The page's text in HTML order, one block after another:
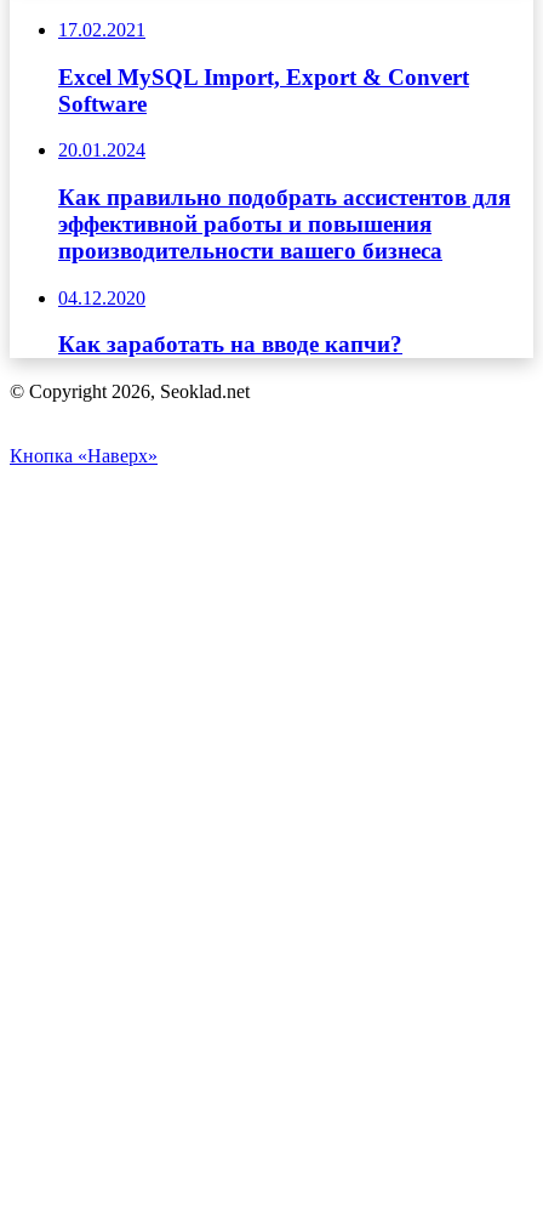
17.02.2021
Excel MySQL Import, Export & Convert
Software
20.01.2024
Как правильно подобрать ассистентов для
эффективной работы и повышения
производительности вашего бизнеса
04.12.2020
Как заработать на вводе капчи?
© Copyright 2026, Seoklad.net
Кнопка «Наверх»